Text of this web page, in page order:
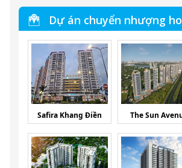
Dự án chuyển nhượng
Safira Khang Điền The Sun